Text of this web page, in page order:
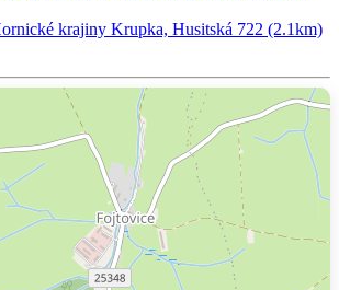
krajiny Krupka, Husitská 722 (2.1km)